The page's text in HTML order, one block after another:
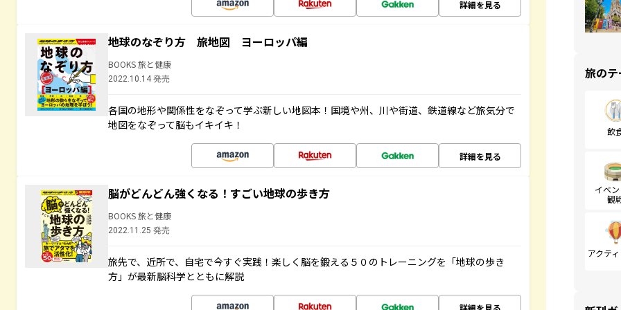
詳細を見る
地球のなぞり方 旅地図 ヨーロッパ編
BOOKS 旅と健康
2022.10.14 発売
各国の地形や関係性をなぞって学ぶ新しい地図本！国境や州、川や街道、鉄道線など旅気分で
地図をなぞって脳もイキイキ！
詳細を見る
脳がどんどん強くなる！すごい地球の歩き方
BOOKS 旅と健康
2022.11.25 発売
旅先で、近所で、自宅で今すぐ実践！楽しく脳を鍛える５０のトレーニングを「地球の歩き
方」が最新脳科学とともに解説
詳細を見る
旅の
飲
イベ
観
アクテ